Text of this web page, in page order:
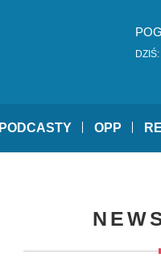
DZIŚ:
PODCASTY OPP